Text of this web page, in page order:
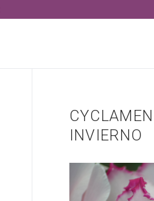
INVIERNO